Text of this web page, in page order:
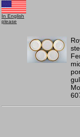
In English
please